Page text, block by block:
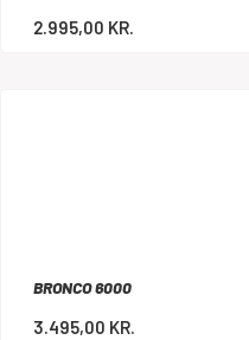
2.995,00 KR.
BRONCO 6000
3.495,00 KR.